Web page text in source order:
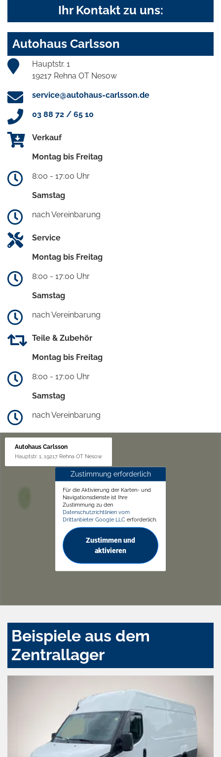
Ihr Kontakt zu uns:
Autohaus Carlsson
Hauptstr. 1
19217 Rehna OT Nesow
service@autohaus-carlsson.de
03 88 72 / 65 10
Verkauf
Montag bis Freitag
8:00 - 17:00 Uhr
Samstag
nach Vereinbarung
Service
Montag bis Freitag
8:00 - 17:00 Uhr
Samstag
nach Vereinbarung
Teile & Zubehör
Montag bis Freitag
8:00 - 17:00 Uhr
Samstag
nach Vereinbarung
Autohaus Carlsson
Hauptstr. 1, 19217 Rehna OT Nesow
Zustimmung erforderlich
Für die Aktivierung der Karten- und
Navigationsdienste ist Ihre
Zustimmung zu den
Datenschutzrichtlinien vom
Drittanbieter Google LLC erforderlich.
Zustimmen und
aktivieren
Beispiele aus dem
Zentrallager